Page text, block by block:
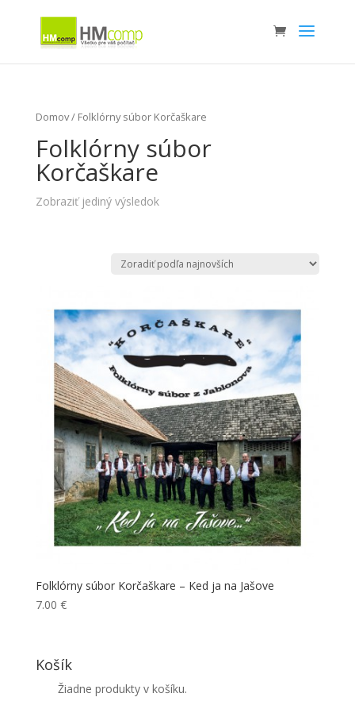
Domov/ Folklórny súbor Korčaškare
Folklórny súbor
Korčaškare
Zobraziť jediný výsledok
Folklórny súbor Korčaškare – Ked ja na Jašove
7.00 €
Košík
Žiadne produkty v košíku.